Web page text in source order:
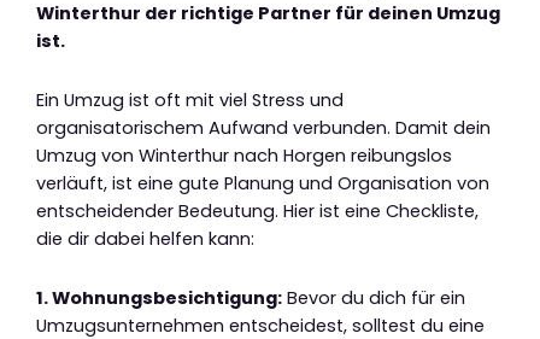
Winterthur der richtige Partner für deinen Umzug
ist.
Ein Umzug ist oft mit viel Stress und
organisatorischem Aufwand verbunden. Damit dein
Umzug von Winterthur nach Horgen reibungslos
verläuft, ist eine gute Planung und Organisation von
entscheidender Bedeutung. Hier ist eine Checkliste,
die dir dabei helfen kann:
1. Wohnungsbesichtigung: Bevor du dich für ein
Umzugsunternehmen entscheidest, solltest du eine